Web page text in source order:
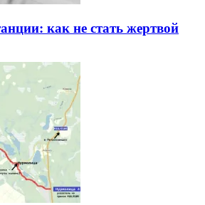
как не стать жертвой